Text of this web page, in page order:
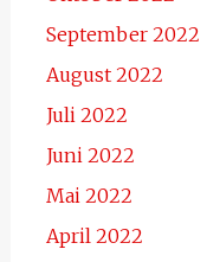
September 2022
August 2022
Juli 2022
Juni 2022
Mai 2022
April 2022